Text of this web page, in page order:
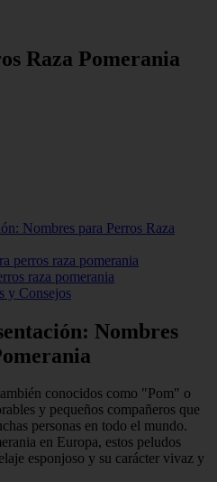
Raza Pomerania
Nombres para Perros Raza
perros raza pomerania
raza pomerania
y Consejos
Nombres
conocidos como "Pom" o
y pequeños compañeros que
personas en todo el mundo.
en Europa, estos peludos
esponjoso y su carácter vivaz y